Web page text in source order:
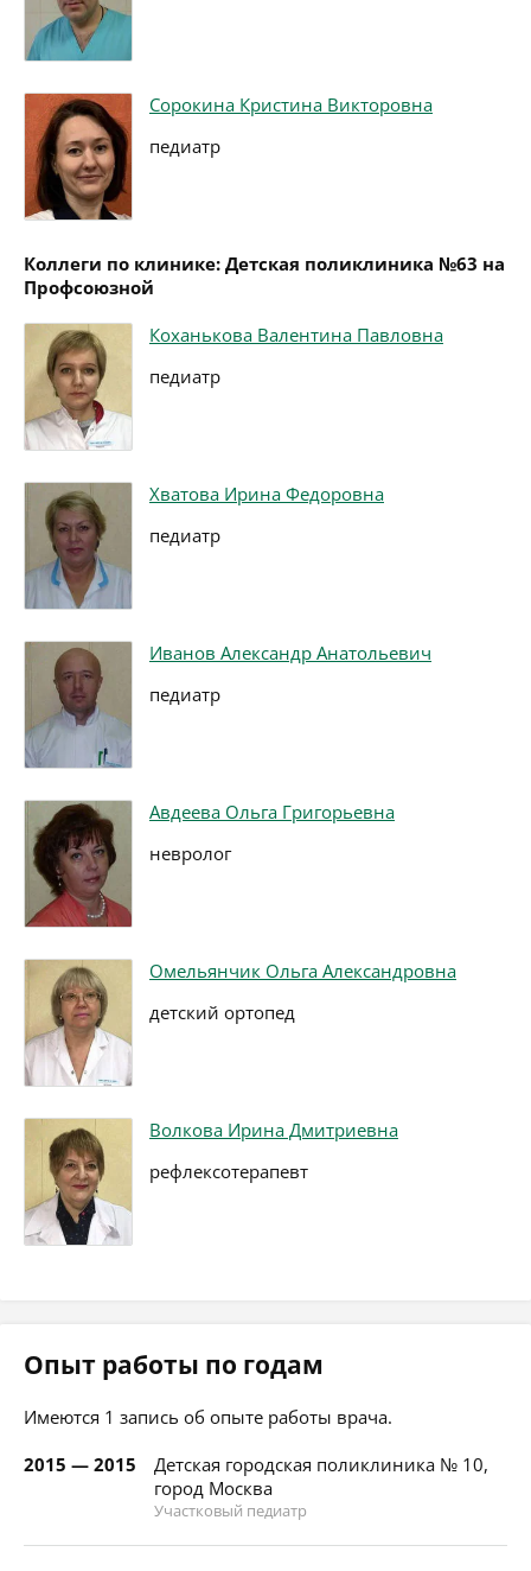
Сорокина Кристина Викторовна
педиатр
Коллеги по клинике: Детская поликлиника №63 на
Профсоюзной
Коханькова Валентина Павловна
педиатр
Хватова Ирина Федоровна
педиатр
Иванов Александр Анатольевич
педиатр
Авдеева Ольга Григорьевна
невролог
Омельянчик Ольга Александровна
детский ортопед
Волкова Ирина Дмитриевна
рефлексотерапевт
Опыт работы по годам
Имеются 1 запись об опыте работы врача.
2015 — 2015
Детская городская поликлиника № 10,
город Москва
Участковый педиатр